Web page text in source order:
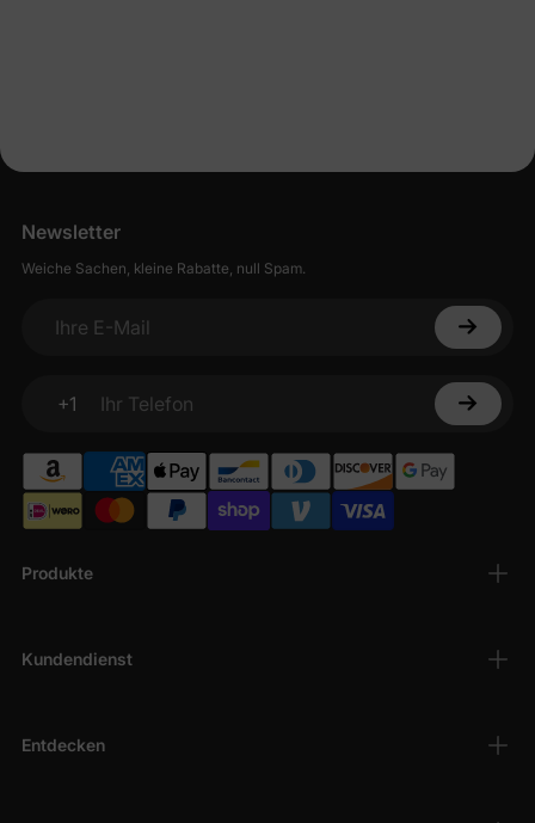
Produkte
Kundendienst
Entdecken
Newsletter
Weiche Sachen, kleine Rabatte, null Spam.
Ihre E-Mail
+1
Ihr Telefon